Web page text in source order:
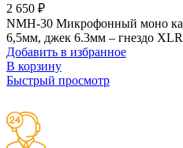
2 650 ₽
NMH-30 Микрофонный моно
6,5мм, джек 6.3мм – гнездо
Добавить в избранное
В корзину
Быстрый просмотр